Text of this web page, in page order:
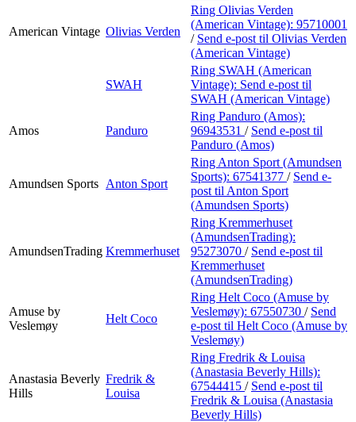
American Vintage Olivias Verden
Ring Olivias Verden
(American Vintage): 95710001
/ Send e-post til Olivias Verden
(American Vintage)
SWAH
Ring SWAH (American
Vintage): Send e-post til
SWAH (American Vintage)
Amos Panduro
Ring Panduro (Amos):
96943531 / Send e-post til
Panduro (Amos)
Amundsen Sports Anton Sport
Ring Anton Sport (Amundsen
Sports): 67541377 / Send e-
post til Anton Sport
(Amundsen Sports)
AmundsenTrading Kremmerhuset
Ring Kremmerhuset
(AmundsenTrading):
95273070 / Send e-post til
Kremmerhuset
(AmundsenTrading)
Amuse by
Veslemøy
Helt Coco
Ring Helt Coco (Amuse by
Veslemøy): 67550730 / Send
e-post til Helt Coco (Amuse by
Veslemøy)
Anastasia Beverly
Hills
Fredrik &
Louisa
Ring Fredrik & Louisa
(Anastasia Beverly Hills):
67544415 / Send e-post til
Fredrik & Louisa (Anastasia
Beverly Hills)